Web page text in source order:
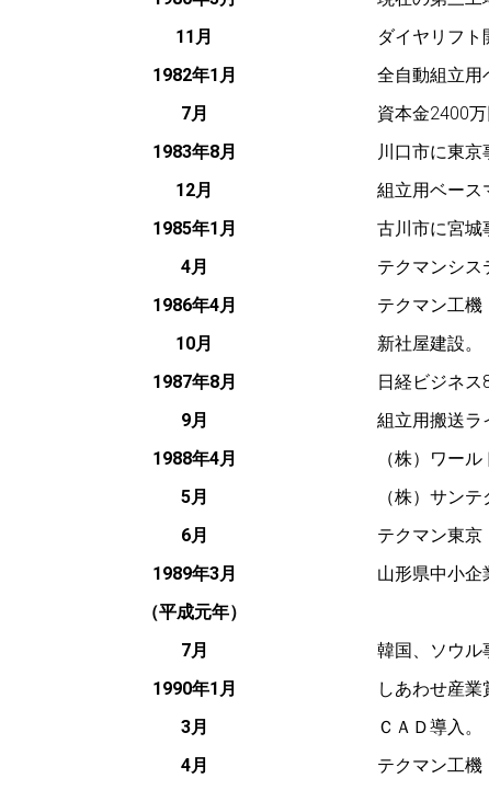
11月
ダイヤリフト
1982年1月
全自動組立用
7月
資本金2400万
1983年8月
川口市に東京
12月
組立用ベース
1985年1月
古川市に宮城
4月
テクマンシス
1986年4月
テクマン工機
10月
新社屋建設。
1987年8月
日経ビジネス
9月
組立用搬送ラ
1988年4月
（株）ワー
5月
（株）サンテ
6月
テクマン東京
1989年3月
（平成元年）
山形県中小企
7月
韓国、ソウル
1990年1月
しあわせ産業
3月
ＣＡＤ導入。
4月
テクマン工機